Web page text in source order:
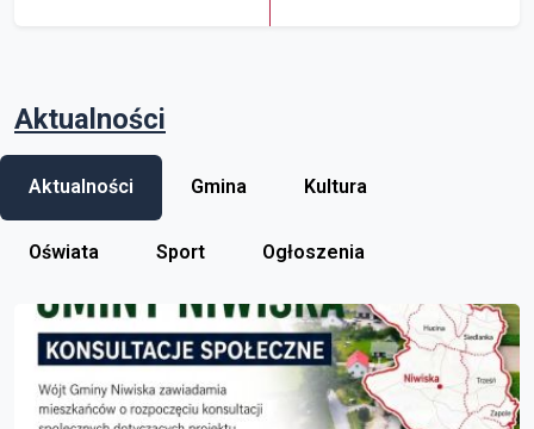
Aktualności
Aktualności Gmina Kultura
Oświata Sport Ogłoszenia
link do artykułu: